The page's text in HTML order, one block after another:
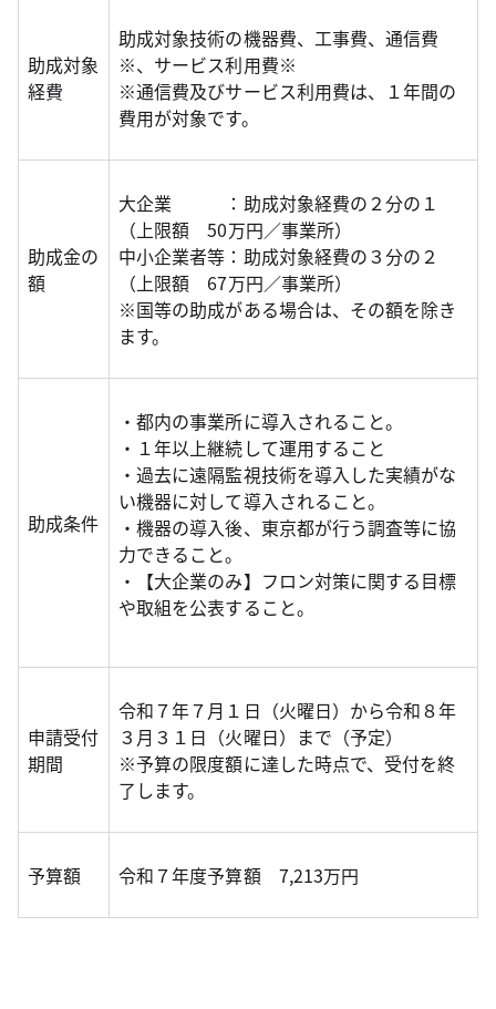
助成対象
経費
助成対象技術の機器費、工事費、通信費
※、サービス利用費※
※通信費及びサービス利用費は、１年間の
費用が対象です。
助成金の
額
大企業 ：助成対象経費の２分の１
（上限額 50万円／事業所）
中小企業者等：助成対象経費の３分の２
（上限額 67万円／事業所）
※国等の助成がある場合は、その額を除き
ます。
助成条件
・都内の事業所に導入されること。
・１年以上継続して運用すること
・過去に遠隔監視技術を導入した実績がな
い機器に対して導入されること。
・機器の導入後、東京都が行う調査等に協
力できること。
・【大企業のみ】フロン対策に関する目標
や取組を公表すること。
申請受付
期間
令和７年７月１日（火曜日）から令和８年
３月３１日（火曜日）まで（予定）
※予算の限度額に達した時点で、受付を終
了します。
予算額 令和７年度予算額 7,213万円